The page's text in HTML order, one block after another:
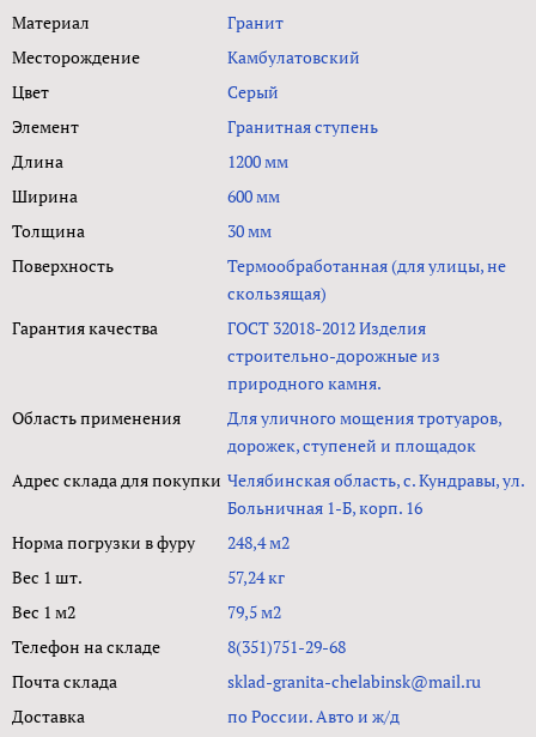
Материал
Гранит
Месторождение
Камбулатовский
Цвет
Серый
Элемент
Гранитная ступень
Длина
1200 мм
Ширина
600 мм
Толщина
30 мм
Поверхность
Термообработанная (для улицы, не
скользящая)
Гарантия качества
ГОСТ 32018-2012 Изделия
строительно-дорожные из
природного камня.
Область применения
Для уличного мощения тротуаров,
дорожек, ступеней и площадок
Адрес склада для покупки Челябинская область, с. Кундравы, ул.
Больничная 1-Б, корп. 16
Норма погрузки в фуру
248,4 м2
Вес 1 шт.
57,24 кг
Вес 1 м2
79,5 м2
Телефон на складе
8(351)751-29-68
Почта склада
sklad-granita-chelabinsk@mail.ru
Доставка
по России. Авто и ж/д